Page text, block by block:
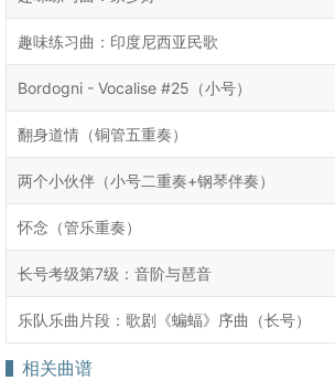
趣味练习曲：印度尼西亚民歌
Bordogni - Vocalise #25（小号）
翻身道情（铜管五重奏）
两个小伙伴（小号二重奏+钢琴伴奏）
怀念（管乐重奏）
长号考级第7级：音阶与琶音
乐队乐曲片段：歌剧《蝙蝠》序曲（长号）
相关曲谱